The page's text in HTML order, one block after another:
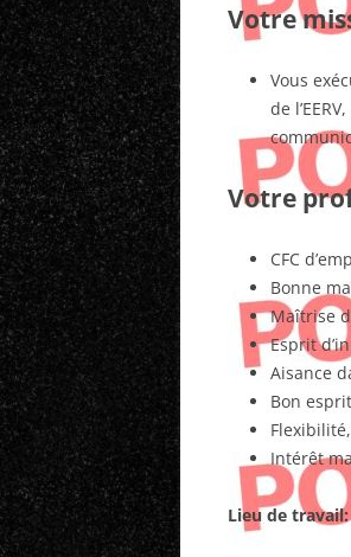
Votre
Vous
de
Votre
CFC
Bonne
Maîtrise
Esprit
Aisance
Bon
Intérêt
Lieu de